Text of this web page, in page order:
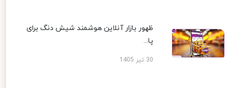
ظهور بازار آنلاین هوشمند شیش دنگ برای
پا...
30 تیر 1405